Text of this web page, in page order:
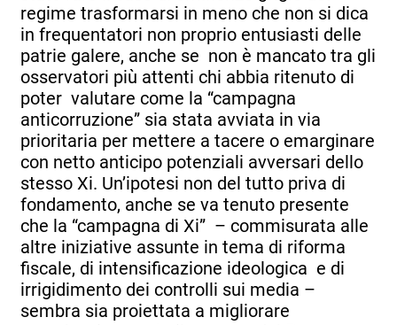
regime trasformarsi in meno che non si dica
in frequentatori non proprio entusiasti delle
patrie galere, anche se non è mancato tra gli
osservatori più attenti chi abbia ritenuto di
poter valutare come la “campagna
anticorruzione” sia stata avviata in via
prioritaria per mettere a tacere o emarginare
con netto anticipo potenziali avversari dello
stesso Xi. Un’ipotesi non del tutto priva di
fondamento, anche se va tenuto presente
che la “campagna di Xi” – commisurata alle
altre iniziative assunte in tema di riforma
fiscale, di intensificazione ideologica e di
irrigidimento dei controlli sui media –
sembra sia proiettata a migliorare